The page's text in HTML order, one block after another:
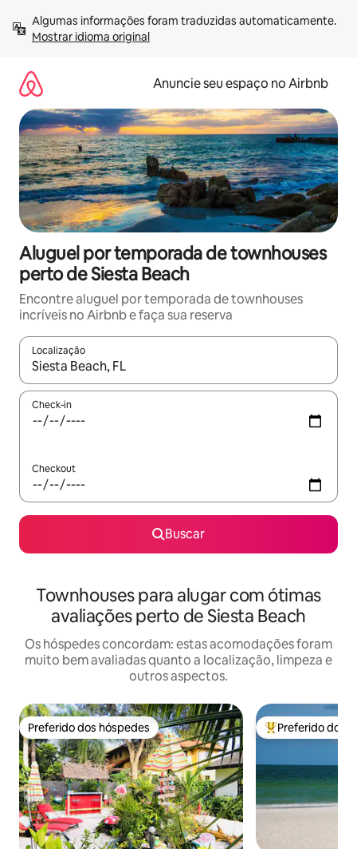
para
Mostrar idioma original
Anuncie seu espaço no Airbnb
Aluguel por temporada de townhouses
perto de Siesta Beach
Encontre aluguel por temporada de townhouses
incríveis no Airbnb e faça sua reserva
Localização
Quando os resultados estiverem disponíveis, explore-os
Check-in
Checkout
Buscar
Townhouses para alugar com ótimas
avaliações perto de Siesta Beach
Os hóspedes concordam: estas acomodações foram
muito bem avaliadas quanto a localização, limpeza e
outros aspectos.
Preferido dos hóspedes
Preferido dos hóspedes Entre os
Preferido dos